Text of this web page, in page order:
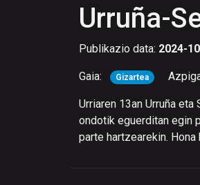
Urruña-
Publikazio data: 2024-
Gaia: Gizartea
Urriaren 13an Urruña
ondotik eguerditan egin
parte hartzearekin.